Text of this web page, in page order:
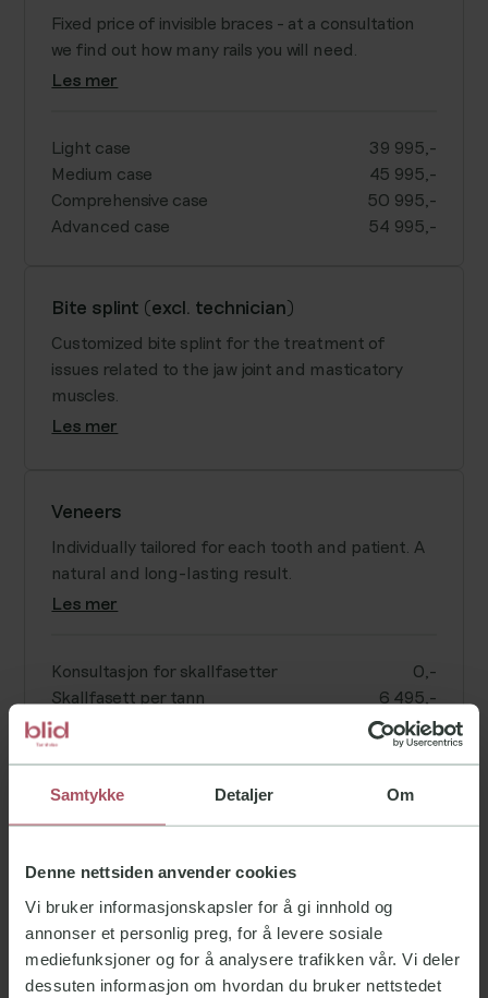
Samtykke Detaljer Om
Denne nettsiden anvender cookies
Vi bruker informasjonskapsler for å gi innhold og
annonser et personlig preg, for å levere sosiale
mediefunksjoner og for å analysere trafikken vår. Vi deler
dessuten informasjon om hvordan du bruker nettstedet
Fixed price of invisible braces - at a consultation
we find out how many rails you will need.
Les mer
Light case
39 995,-
Medium case
45 995,-
Comprehensive case
50 995,-
Advanced case
54 995,-
Bite splint (excl. technician)
Customized bite splint for the treatment of
issues related to the jaw joint and masticatory
muscles.
Les mer
Veneers
Individually tailored for each tooth and patient. A
natural and long-lasting result.
Les mer
Konsultasjon for skallfasetter
0,-
Skallfasett per tann
6 495,-
Les mer
Snore rail
A snoring rail can provide increased sleep quality -